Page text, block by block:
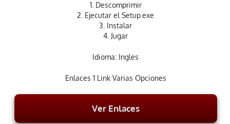
1. Descomprimir
2. Ejecutar el Setup.exe
3. Instalar
4. Jugar
Idioma: Ingles
Enlaces 1 Link Varias Opciones
Ver Enlaces